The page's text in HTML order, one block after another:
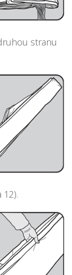
stranu